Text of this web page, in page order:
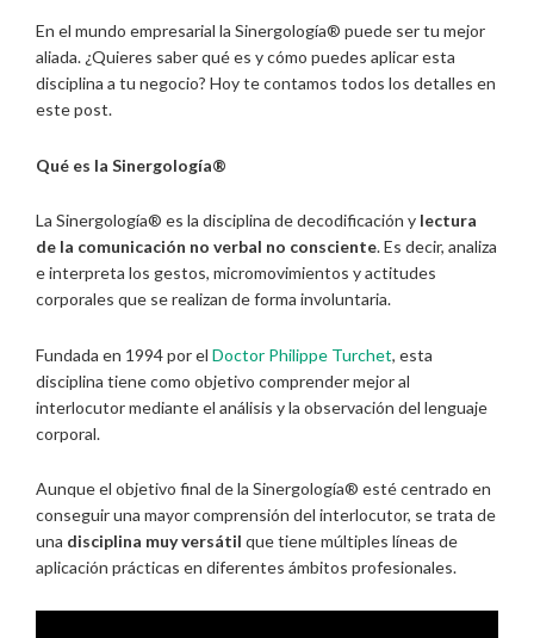
En el mundo empresarial la Sinergología® puede ser tu mejor
aliada. ¿Quieres saber qué es y cómo puedes aplicar esta
disciplina a tu negocio? Hoy te contamos todos los detalles en
este post.
Qué es la Sinergología®
La Sinergología® es la disciplina de decodificación y lectura
de la comunicación no verbal no consciente. Es decir, analiza
e interpreta los gestos, micromovimientos y actitudes
corporales que se realizan de forma involuntaria.
Fundada en 1994 por el Doctor Philippe Turchet, esta
disciplina tiene como objetivo comprender mejor al
interlocutor mediante el análisis y la observación del lenguaje
corporal.
Aunque el objetivo final de la Sinergología® esté centrado en
conseguir una mayor comprensión del interlocutor, se trata de
una disciplina muy versátil que tiene múltiples líneas de
aplicación prácticas en diferentes ámbitos profesionales.